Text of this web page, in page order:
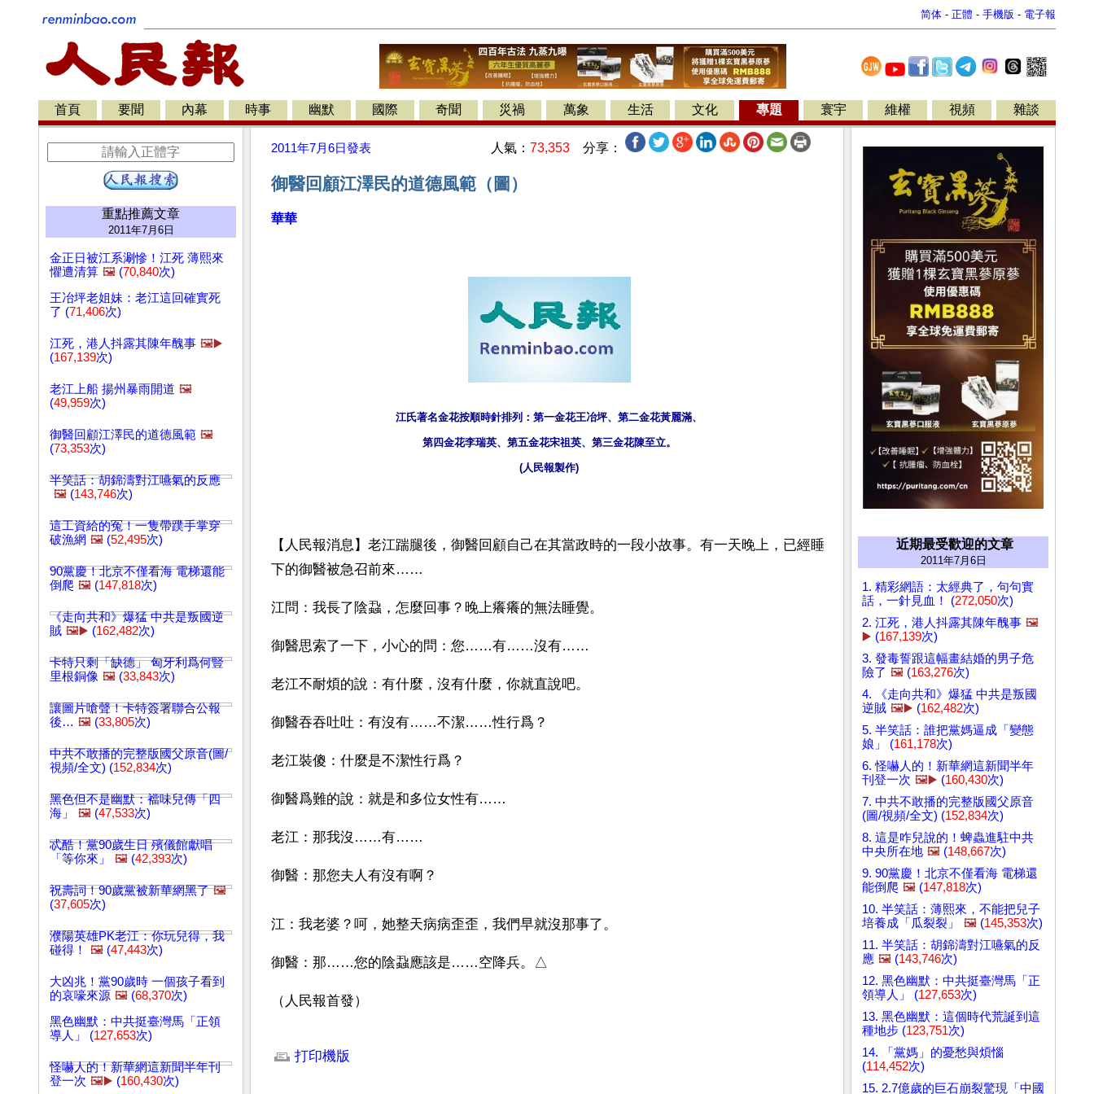
简体 - 正體 - 手機版 - 電子報
首頁 要聞 內幕 時事 幽默 國際 奇聞 災禍 萬象 生活 文化 專題 寰宇 維權 視頻 雜談
重點推薦文章
2011年7月6日
金正日被江系涮慘！江死 薄熙來
懼遭清算 🖼️ (70,840次)
王冶坪老姐妹：老江這回確實死
了 (71,406次)
江死，港人抖露其陳年醜事 🖼️▶️
(167,139次)
老江上船 揚州暴雨開道 🖼️
(49,959次)
御醫回顧江澤民的道德風範 🖼️
(73,353次)
半笑話：胡錦濤對江嚥氣的反應
🖼️ (143,746次)
這工資給的冤！一隻帶蹼手掌穿
破漁網 🖼️ (52,495次)
90黨慶！北京不僅看海 電梯還能
倒爬 🖼️ (147,818次)
《走向共和》爆猛 中共是叛國逆
賊 🖼️▶️ (162,482次)
卡特只剩「缺德」 匈牙利爲何豎
里根銅像 🖼️ (33,843次)
讓圖片嗆聲！卡特簽署聯合公報
後… 🖼️ (33,805次)
中共不敢播的完整版國父原音(圖/
視頻/全文) (152,834次)
黑色但不是幽默：襠味兒傳「四
海」
🖼️ (47,533次)
忒酷！黨90歲生日 殯儀館獻唱
「等你來」
🖼️ (42,393次)
祝壽詞！90歲黨被新華網黑了 🖼️
(37,605次)
濮陽英雄PK老江：你玩兒得，我
碰得！
🖼️ (47,443次)
大凶兆！黨90歲時 一個孩子看到
的哀嚎來源 🖼️ (68,370次)
黑色幽默：中共挺臺灣馬「正領
導人」 (127,653次)
怪嚇人的！新華網這新聞半年刊
登一次 🖼️▶️ (160,430次)
2011年7月6日發表 人氣： 73,353 分享：
御醫回顧江澤民的道德風範（圖）
華華
江氏著名金花按順時針排列：第一金花王冶坪、第二金花黃麗滿、
第四金花李瑞英、第五金花宋祖英、第三金花陳至立。
(人民報製作)
【人民報消息】老江踹腿後，御醫回顧自己在其當政時的一段小故事。有一天晚上，已經睡
下的御醫被急召前來……
江問：我長了陰蝨，怎麼回事？晚上癢癢的無法睡覺。
御醫思索了一下，小心的問：您……有……沒有……
老江不耐煩的說：有什麼，沒有什麼，你就直說吧。
御醫吞吞吐吐：有沒有……不潔……性行爲？
老江裝傻：什麼是不潔性行爲？
御醫爲難的說：就是和多位女性有……
老江：那我沒……有……
御醫：那您夫人有沒有啊？
江：我老婆？呵，她整天病病歪歪，我們早就沒那事了。
御醫：那……您的陰蝨應該是……空降兵。△
（人民報首發）
打印機版
近期最受歡迎的文章
2011年7月6日
1. 精彩網語：太經典了，句句實
話，一針見血！ (272,050次)
2. 江死，港人抖露其陳年醜事 🖼️
▶️ (167,139次)
3. 發毒誓跟這幅畫結婚的男子危
險了 🖼️ (163,276次)
4. 《走向共和》爆猛 中共是叛國
逆賊 🖼️▶️ (162,482次)
5. 半笑話：誰把黨媽逼成「變態
娘」 (161,178次)
6. 怪嚇人的！新華網這新聞半年
刊登一次 🖼️▶️ (160,430次)
7. 中共不敢播的完整版國父原音
(圖/視頻/全文) (152,834次)
8. 這是咋兒說的！蜱蟲進駐中共
中央所在地 🖼️ (148,667次)
9. 90黨慶！北京不僅看海 電梯還
能倒爬 🖼️ (147,818次)
10. 半笑話：薄熙來，不能把兒子
培養成「瓜裂裂」
🖼️ (145,353次)
11. 半笑話：胡錦濤對江嚥氣的反
應 🖼️ (143,746次)
12. 黑色幽默：中共挺臺灣馬「正
領導人」 (127,653次)
13. 黑色幽默：這個時代荒誕到這
種地步 (123,751次)
14. 「黨媽」的憂愁與煩惱
(114,452次)
15. 2.7億歲的巨石崩裂驚現「中國